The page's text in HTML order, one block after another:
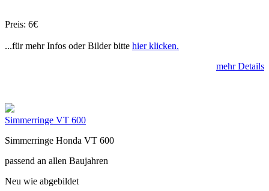
Preis: 6€
...für mehr Infos oder Bilder bitte hier klicken.
mehr Details
Simmerringe VT 600
Simmerringe Honda VT 600
passend an allen Baujahren
Neu wie abgebildet